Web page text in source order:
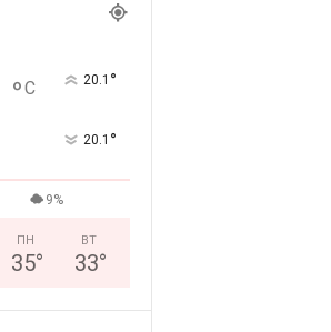
°C 20.1 °
20.1 °
9%
ПН
35°
ВТ
33°